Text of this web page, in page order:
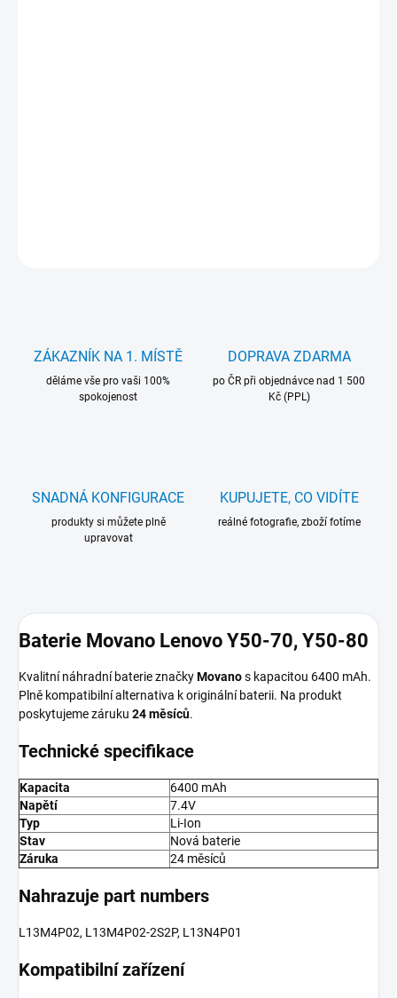
ZÁKAZNÍK NA 1. MÍSTĚ
děláme vše pro vaši 100%
spokojenost
DOPRAVA ZDARMA
po ČR při objednávce nad 1 500
Kč (PPL)
SNADNÁ KONFIGURACE
produkty si můžete plně
upravovat
KUPUJETE, CO VIDÍTE
reálné fotografie, zboží fotíme
Baterie Movano Lenovo Y50-70, Y50-80
Kvalitní náhradní baterie značkyMovanos kapacitou 6400 mAh.
Plně kompatibilní alternativa k originální baterii. Na produkt
poskytujeme záruku 24 měsíců.
Technické specifikace
Kapacita
6400 mAh
Napětí
7.4V
Typ
Li-Ion
Stav
Nová baterie
Záruka
24 měsíců
Nahrazuje part numbers
L13M4P02, L13M4P02-2S2P, L13N4P01
Kompatibilní zařízení